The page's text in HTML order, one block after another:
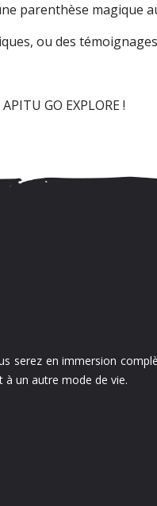
parenthèse magique
ou des témoignages
GO EXPLORE !
serez en immersion
à un autre mode de vie.